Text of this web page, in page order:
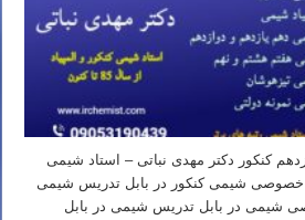
کنکور دکتر مهدی نباتی – استاد شیمی
خصوصی شیمی کنکور در بابل تدریس شیمی
شیمی در بابل تدریس شیمی در بابل